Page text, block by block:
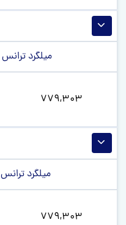
میلگرد ترانس 75 فولاد آلیاژی یزد
779,303
میلگرد ترانس 80 فولاد آلیاژی یزد
779,303